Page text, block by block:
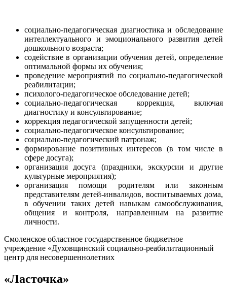
социально-педагогическая диагностика и обследование
интеллектуального и эмоционального развития детей
дошкольного возраста;
содействие в организации обучения детей, определение
оптимальной формы их обучения;
проведение мероприятий по социально-педагогической
реабилитации;
психолого-педагогическое обследование детей;
социально-педагогическая коррекция, включая
диагностику и консультирование;
коррекция педагогической запущенности детей;
социально-педагогическое консультирование;
социально-педагогический патронаж;
формирование позитивных интересов (в том числе в
сфере досуга);
организация досуга (праздники, экскурсии и другие
культурные мероприятия);
организация помощи родителям или законным
представителям детей-инвалидов, воспитываемых дома,
в обучении таких детей навыкам самообслуживания,
общения и контроля, направленным на развитие
личности.
Смоленское областное государственное бюджетное
учреждение «Духовщинский социально-реабилитационный
центр для несовершеннолетних
«Ласточка»